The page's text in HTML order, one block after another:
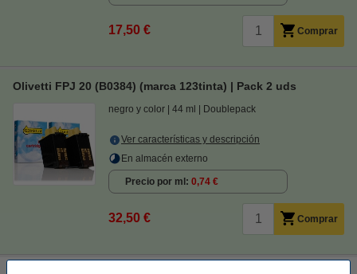
17,50 € Comprar
Olivetti FPJ 20 (B0384) (marca 123tinta) | Pack 2 uds
negro y color 44 ml Doublepack
Ver características y descripción
En almacén externo
Precio por ml 0,74 €
32,50 € Comprar